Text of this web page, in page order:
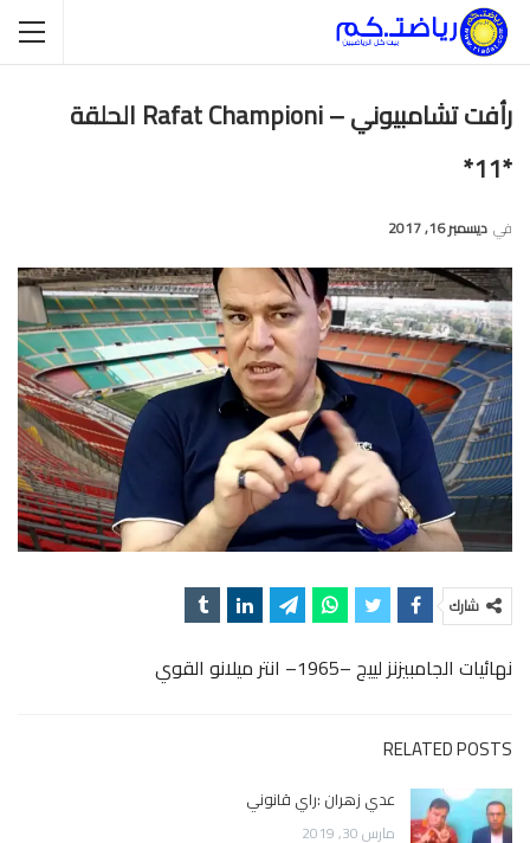
رأفت تشامبيوني – Rafat Championi الحلقة
*11*
في ديسمبر 16, 2017
شارك
نهائيات الجامبيزنز لييج –1965– انتر ميلانو القوي
RELATED POSTS
عدي زهران :راي قانوني
مارس 30, 2019